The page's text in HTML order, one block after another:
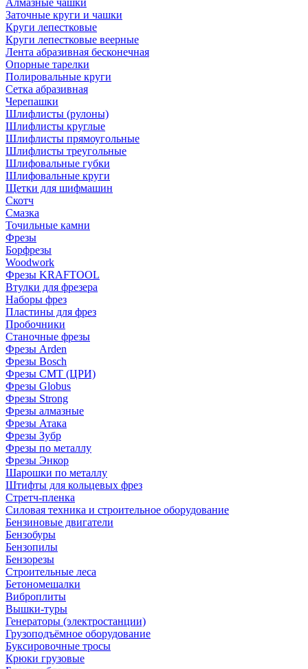
Алмазные чашки
Заточные круги и чашки
Круги лепестковые
Круги лепестковые веерные
Лента абразивная бесконечная
Опорные тарелки
Полировальные круги
Сетка абразивная
Черепашки
Шлифлисты (рулоны)
Шлифлисты круглые
Шлифлисты прямоугольные
Шлифлисты треугольные
Шлифовальные губки
Шлифовальные круги
Щетки для шифмашин
Скотч
Смазка
Точильные камни
Фрезы
Борфрезы
Woodwork
Фрезы KRAFTOOL
Втулки для фрезера
Наборы фрез
Пластины для фрез
Пробочники
Станочные фрезы
Фрезы Arden
Фрезы Bosch
Фрезы CMT (ЦРИ)
Фрезы Globus
Фрезы Strong
Фрезы алмазные
Фрезы Атака
Фрезы Зубр
Фрезы по металлу
Фрезы Энкор
Шарошки по металлу
Штифты для кольцевых фрез
Стретч-пленка
Силовая техника и строительное оборудование
Бензиновые двигатели
Бензобуры
Бензопилы
Бензорезы
Строительные леса
Бетономешалки
Виброплиты
Вышки-туры
Генераторы (электростанции)
Грузоподъёмное оборудование
Буксировочные тросы
Крюки грузовые